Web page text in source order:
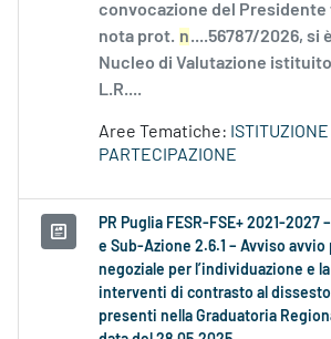
convocazione del Presidente
nota prot. n....56787/2026, si
Nucleo di Valutazione
L.R....
Aree Tematiche: ISTITUZIONE
PARTECIPAZIONE
PR Puglia FESR-FSE+ 2021-2027
e Sub-Azione 2.6.1 – Avviso
negoziale per l’individuazione e
interventi di contrasto al
presenti nella Graduatoria